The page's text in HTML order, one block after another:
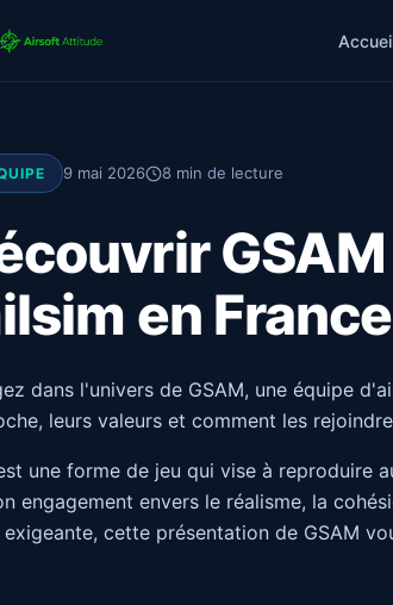
9 mai 2026 8 min de lecture
en France
dans l'univers de GSAM, une équipe
leurs valeurs et comment les
une forme de jeu qui vise à reproduire
engagement envers le réalisme, la
cette présentation de GSAM